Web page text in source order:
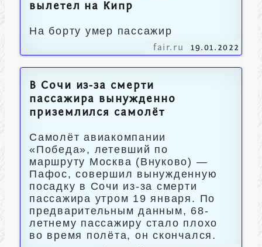
вылетел на Кипр
На борту умер пассажир
fair.ru 19.01.2022
В Сочи из-за смерти
пассажира вынужденно
приземлился самолёт
Самолёт авиакомпании
«Победа», летевший по
маршруту Москва (Внуково) —
Пафос, совершил вынужденную
посадку в Сочи из-за смерти
пассажира утром 19 января. По
предварительным данным, 68-
летнему пассажиру стало плохо
во время полёта, он скончался.